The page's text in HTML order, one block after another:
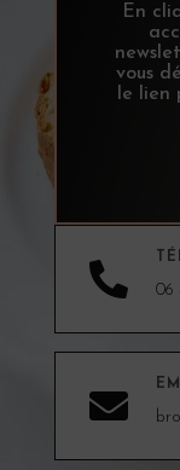
En
vous
le lien
 06
